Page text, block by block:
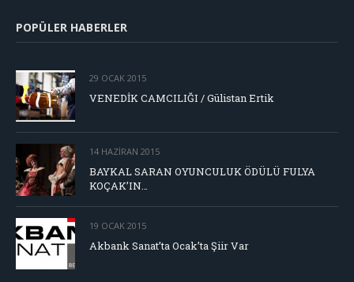
POPÜLER HABERLER
29 OCAK 2015
VENEDİK CAMCILIĞI / Gülistan Ertik
14 HAZIRAN 2015
BAYKAL SARAN OYUNCULUK ÖDÜLÜ FULYA
KOÇAK’IN…
19 OCAK 2015
Akbank Sanat’ta Ocak’ta Şiir Var